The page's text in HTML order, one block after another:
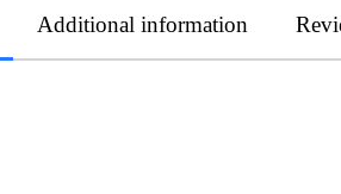
Additional information